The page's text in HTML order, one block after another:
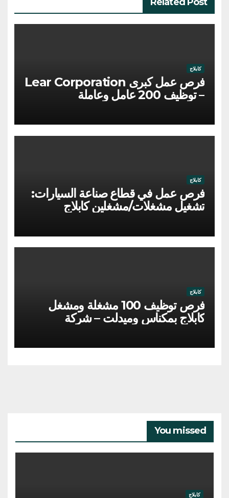
كابلاج
فرص عمل كبرى Lear Corporation
– توظيف 200 عامل وعاملة
كابلاج
فرص عمل في قطاع صناعة السيارات:
تشغيل مشغلات/مشغلين كابلاج
كابلاج
فرص توظيف 100 مشغلة ومشغل
كابلاج بمكناس وميدلت – شركة
You missed
كابلاج